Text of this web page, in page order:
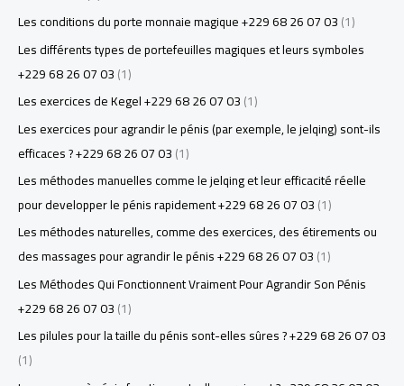
Les conditions du porte monnaie magique +229 68 26 07 03(1)
Les différents types de portefeuilles magiques et leurs symboles
+229 68 26 07 03(1)
Les exercices de Kegel +229 68 26 07 03(1)
Les exercices pour agrandir le pénis (par exemple, le jelqing) sont-ils
efficaces ? +229 68 26 07 03(1)
Les méthodes manuelles comme le jelqing et leur efficacité réelle
pour developper le pénis rapidement +229 68 26 07 03(1)
Les méthodes naturelles, comme des exercices, des étirements ou
des massages pour agrandir le pénis +229 68 26 07 03(1)
Les Méthodes Qui Fonctionnent Vraiment Pour Agrandir Son Pénis
+229 68 26 07 03(1)
Les pilules pour la taille du pénis sont-elles sûres ? +229 68 26 07 03
(1)